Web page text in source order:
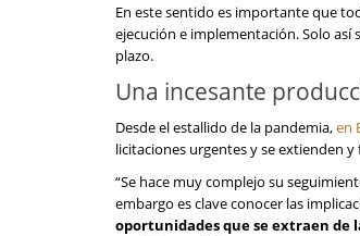
En este sentido es importante que
ejecución e implementación. Solo
plazo.
Una incesante
Desde el estallido de la pandemia,en
licitaciones urgentes y se extienden
“Se hace muy complejo su
embargo es clave conocer las
oportunidades que se extraen de